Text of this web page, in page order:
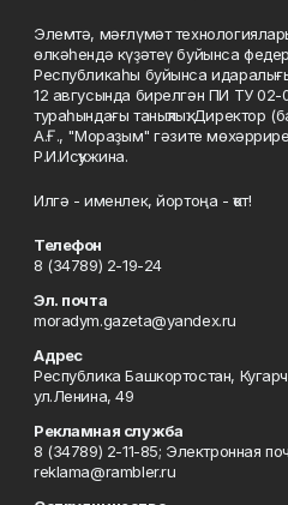
Элемтә, мәғлүмәт
өлкәһендә күҙәтеү буйынса
Республикаһы буйынса
12 авгусында бирелгән ПИ ТУ 02-
тураһындағы таныҡлыҡ.
А.Ғ., "Мораҙым" гәзите
Р.И.Исҡужина.
Илгә - именлек, йортоңа - ҡот!
Телефон
8 (34789) 2-19-24
Эл. почта
moradym.gazeta@yandex.ru
Адрес
Республика Башкортостан,
ул.Ленина, 49
Рекламная служба
8 (34789) 2-11-85; Электронная
reklama@rambler.ru